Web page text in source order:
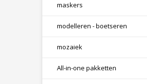
maskers
modelleren - boetseren
mozaiek
All-in-one pakketten